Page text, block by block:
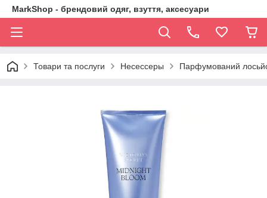
MarkShop - брендовий одяг, взуття, аксесуари
Товари та послуги Несессеры Парфумований